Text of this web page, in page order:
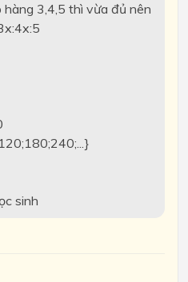
3,4,5 thì vừa đủ nên
sinh